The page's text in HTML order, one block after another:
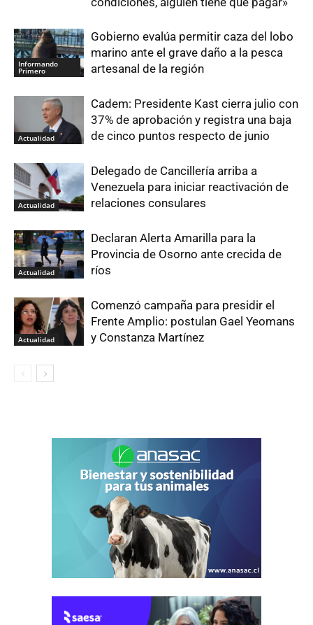
Informando
Primero
Gobierno evalúa permitir caza del lobo
marino ante el grave daño a la pesca
artesanal de la región
Actualidad
Cadem: Presidente Kast cierra julio con
37% de aprobación y registra una baja
de cinco puntos respecto de junio
Actualidad
Delegado de Cancillería arriba a
Venezuela para iniciar reactivación de
relaciones consulares
Actualidad
Declaran Alerta Amarilla para la
Provincia de Osorno ante crecida de
ríos
Actualidad
Comenzó campaña para presidir el
Frente Amplio: postulan Gael Yeomans
y Constanza Martínez